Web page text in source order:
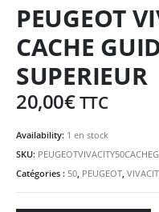
PEUGEOT
CACHE
SUPERIEUR
20,00€ TTC
Availability: 1 en stock
SKU:
Catégories : 50 PEUGEOT